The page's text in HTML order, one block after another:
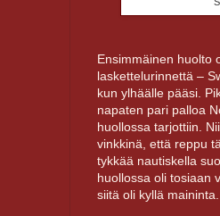
Ensimmäinen huolto
laskettelurinnettä –
kun ylhäälle pääsi.
napaten pari palloa
huollossa tarjottiin.
vinkkinä, että reppu
tykkää nautiskella
huollossa oli tosiaan
siitä oli kyllä maininta.